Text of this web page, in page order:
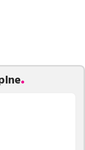
ISO 9001 a 14001,
aj dostupnosť. Preto
aby boli ihneď k
pre vaše potreby
otázky, môžete sa na